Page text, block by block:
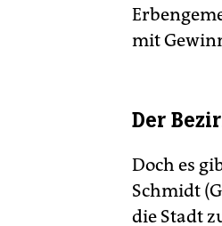
mit
Der
Doch es
Schmidt
die Stadt